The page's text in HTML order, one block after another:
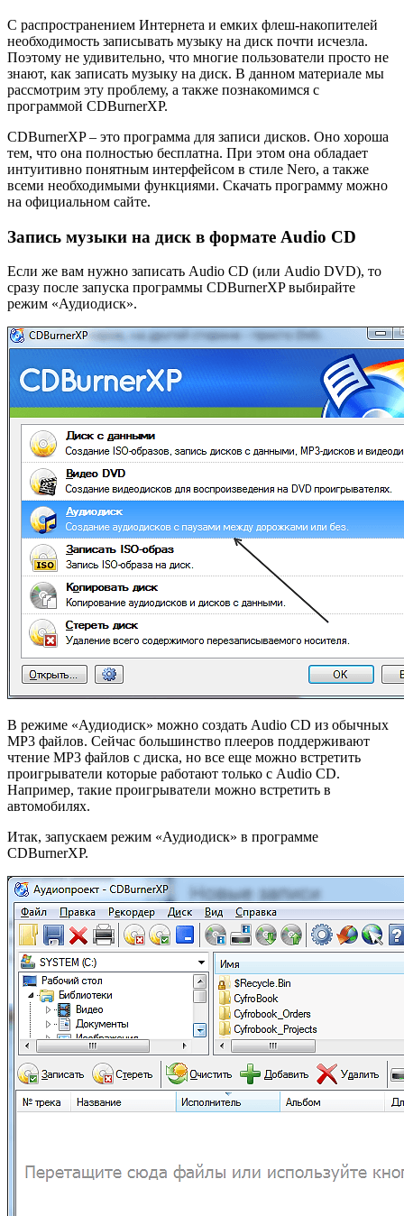
С распространением Интернета и емких флеш-накопителей
необходимость записывать музыку на диск почти исчезла.
Поэтому не удивительно, что многие пользователи просто не
знают, как записать музыку на диск. В данном материале мы
рассмотрим эту проблему, а также познакомимся с
программой CDBurnerXP.
CDBurnerXP – это программа для записи дисков. Оно хороша
тем, что она полностью бесплатна. При этом она обладает
интуитивно понятным интерфейсом в стиле Nero, а также
всеми необходимыми функциями. Скачать программу можно
на официальном сайте.
Запись музыки на диск в формате Audio CD
Если же вам нужно записать Audio CD (или Audio DVD), то
сразу после запуска программы CDBurnerXP выбирайте
режим «Аудиодиск».
В режиме «Аудиодиск» можно создать Audio CD из обычных
MP3 файлов. Сейчас большинство плееров поддерживают
чтение MP3 файлов с диска, но все еще можно встретить
проигрыватели которые работают только с Audio CD.
Например, такие проигрыватели можно встретить в
автомобилях.
Итак, запускаем режим «Аудиодиск» в программе
CDBurnerXP.